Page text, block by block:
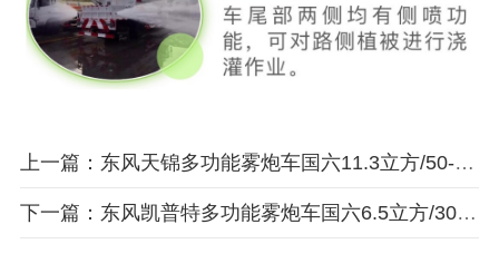
上一篇：东风天锦多功能雾炮车国六11.3立方/50-100米雾炮
下一篇：东风凯普特多功能雾炮车国六6.5立方/30-60米雾炮